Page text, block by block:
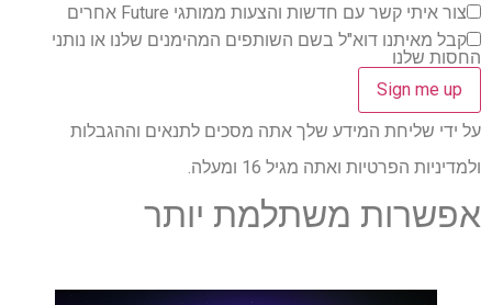
צור איתי קשר עם חדשות והצעות ממותגי Future אחרים
קבל מאיתנו דוא"ל בשם השותפים המהימנים שלנו או נותני
החסות שלנו
על ידי שליחת המידע שלך אתה מסכים לתנאים וההגבלות
ולמדיניות הפרטיות ואתה מגיל 16 ומעלה.
אפשרות משתלמת יותר